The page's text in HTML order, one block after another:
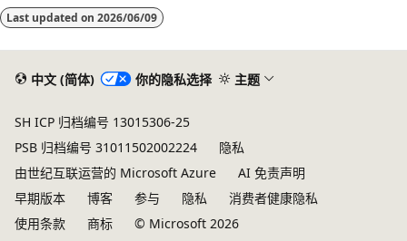
Last updated on 2026/06/09
中文 (简体) 你的隐私选择 主题
SH ICP 归档编号 13015306-25
PSB 归档编号 31011502002224
隐私
由世纪互联运营的 Microsoft Azure
AI 免责声明
早期版本
博客 参与 隐私
消费者健康隐私
使用条款
商标 © Microsoft 2026